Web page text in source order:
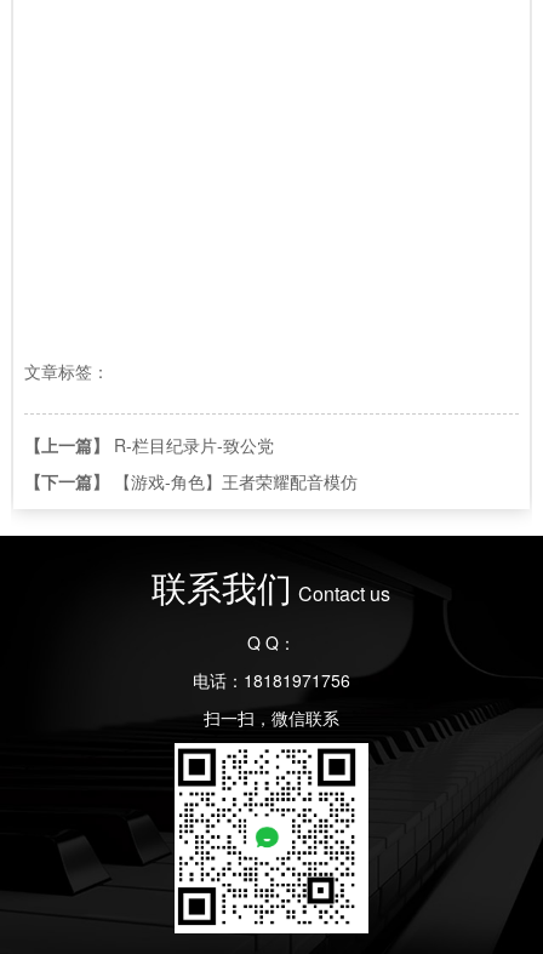
文章标签：
【上一篇】
R-栏目纪录片-致公党
【下一篇】
【游戏-角色】王者荣耀配音模仿
联系我们 Contact us
Q Q：
电话：18181971756
扫一扫，微信联系